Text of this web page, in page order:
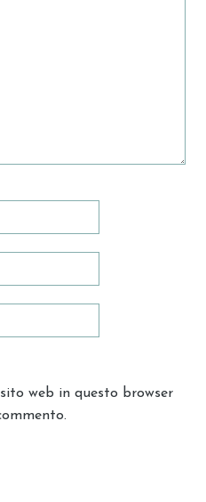
web in questo browser